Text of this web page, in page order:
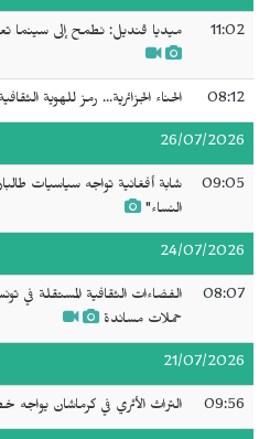
11:02 ميديا قنديل: نطمح إلى سينما
08:12 الحناء الجزائرية... رمز للهوية
26/07/2026
09:05
شابة أفغانية تواجه سياسيات
النساء"
24/07/2026
08:07
الفضاءات الثقافية المستقلة
حملات مساندة
21/07/2026
09:56 التراث الأثري في كرماشان يواجه